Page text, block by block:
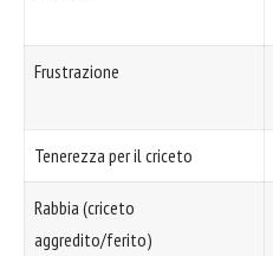
Frustrazione
Tenerezza per il criceto
Rabbia (criceto
aggredito/ferito)